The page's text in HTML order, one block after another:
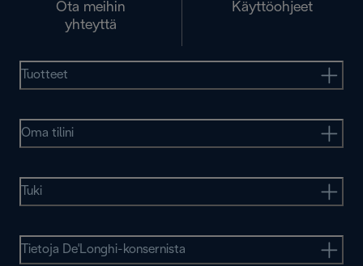
Ota meihin
yhteyttä
Käyttöohjeet
Tuotteet
Oma tilini
Tuki
Tietoja De'Longhi-konsernista